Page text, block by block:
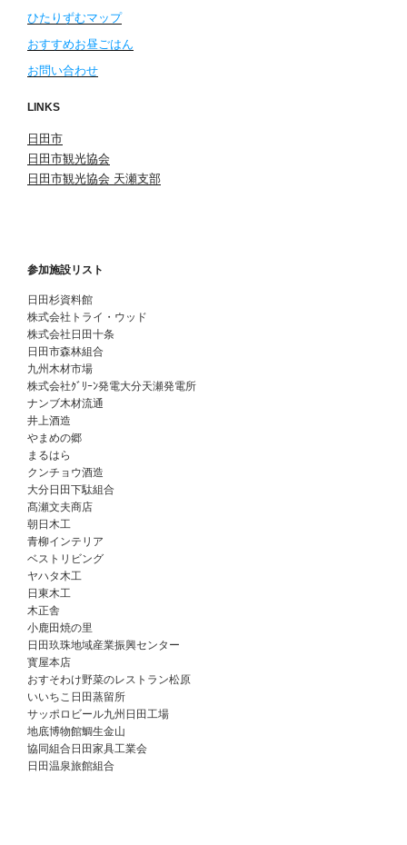
ひたりずむマップ
おすすめお昼ごはん
お問い合わせ
LINKS
日田市
日田市観光協会
日田市観光協会 天瀬支部
参加施設リスト
日田杉資料館
株式会社トライ・ウッド
株式会社日田十条
日田市森林組合
九州木材市場
株式会社ｸﾞﾘｰﾝ発電大分天瀬発電所
ナンブ木材流通
井上酒造
やまめの郷
まるはら
クンチョウ酒造
大分日田下駄組合
髙瀬文夫商店
朝日木工
青柳インテリア
ベストリビング
ヤハタ木工
日東木工
木正舎
小鹿田焼の里
日田玖珠地域産業振興センター
寳屋本店
おすそわけ野菜のレストラン松原
いいちこ日田蒸留所
サッポロビール九州日田工場
地底博物館鯛生金山
協同組合日田家具工業会
日田温泉旅館組合